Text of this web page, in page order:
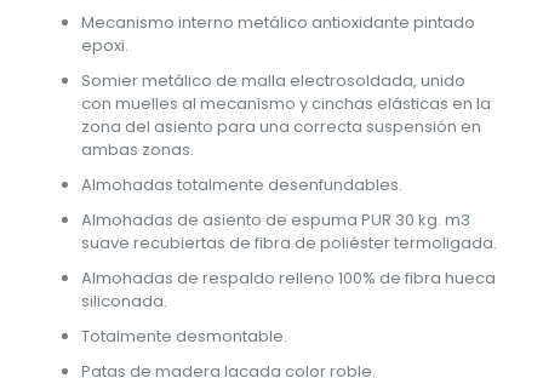
Mecanismo interno metálico antioxidante pintado
epoxi.
Somier metálico de malla electrosoldada, unido
con muelles al mecanismo y cinchas elásticas en la
zona del asiento para una correcta suspensión en
ambas zonas.
Almohadas totalmente desenfundables.
Almohadas de asiento de espuma PUR 30 kg. m3
suave recubiertas de fibra de poliéster termoligada.
Almohadas de respaldo relleno 100% de fibra hueca
siliconada.
Totalmente desmontable.
Patas de madera lacada color roble.